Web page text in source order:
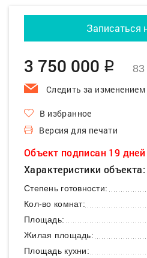
Записаться
3 750 000 q
Следить за
В избранное
Версия для печати
Объект подписан 19
Характеристики объекта:
Степень готовности:
Кол-во комнат:
Площадь:
Жилая площадь:
Площадь кухни: